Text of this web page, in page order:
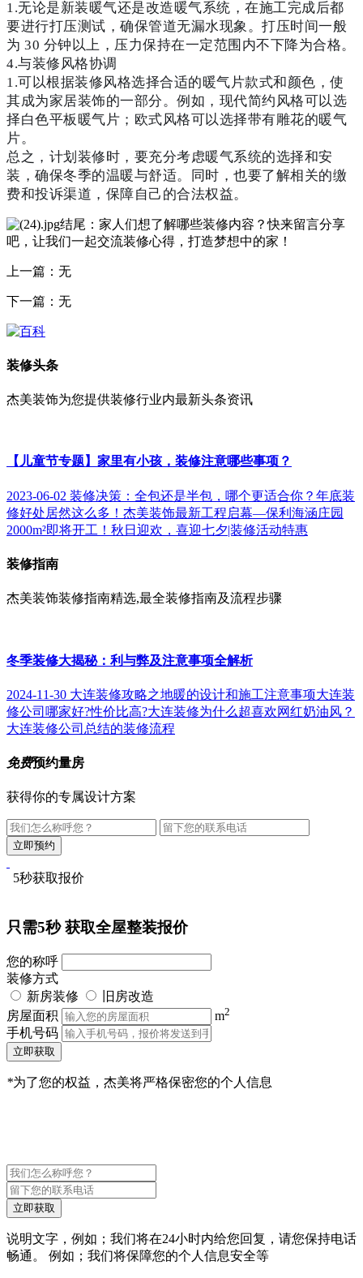
1.无论是新装暖气还是改造暖气系统，在施工完成后都
要进行打压测试，确保管道无漏水现象。打压时间一般
为 30 分钟以上，压力保持在一定范围内不下降为合格。
4.与装修风格协调
1.可以根据装修风格选择合适的暖气片款式和颜色，使
其成为家居装饰的一部分。例如，现代简约风格可以选
择白色平板暖气片；欧式风格可以选择带有雕花的暖气
片。
总之，计划装修时，要充分考虑暖气系统的选择和安
装，确保冬季的温暖与舒适。同时，也要了解相关的缴
费和投诉渠道，保障自己的合法权益。
结尾：家人们想了解哪些装修内容？快来留言分享
吧，让我们一起交流装修心得，打造梦想中的家！
上一篇：无
下一篇：无
装修头条
杰美装饰为您提供装修行业内最新头条资讯
【儿童节专题】家里有小孩，装修注意哪些事项？
2023-06-02 装修决策：全包还是半包，哪个更适合你？ 年底装
修好处居然这么多！ 杰美装饰最新工程启幕—保利海涵庄园
2000m²即将开工！ 秋日迎欢，喜迎七夕|装修活动特惠
装修指南
杰美装饰装修指南精选,最全装修指南及流程步骤
冬季装修大揭秘：利与弊及注意事项全解析
2024-11-30 大连装修攻略之地暖的设计和施工注意事项大连装
修公司哪家好?性价比高?大连装修为什么超喜欢网红奶油风？
大连装修公司总结的装修流程
免费预约量房
获得你的专属设计方案
5秒获取报价
只需5秒获取全屋整装报价
您的称呼
装修方式
新房装修
旧房改造
房屋面积
m2
手机号码
立即获取
*为了您的权益，杰美将严格保密您的个人信息
立即获取
说明文字，例如；我们将在24小时内给您回复，请您保持电话
畅通。 例如；我们将保障您的个人信息安全等